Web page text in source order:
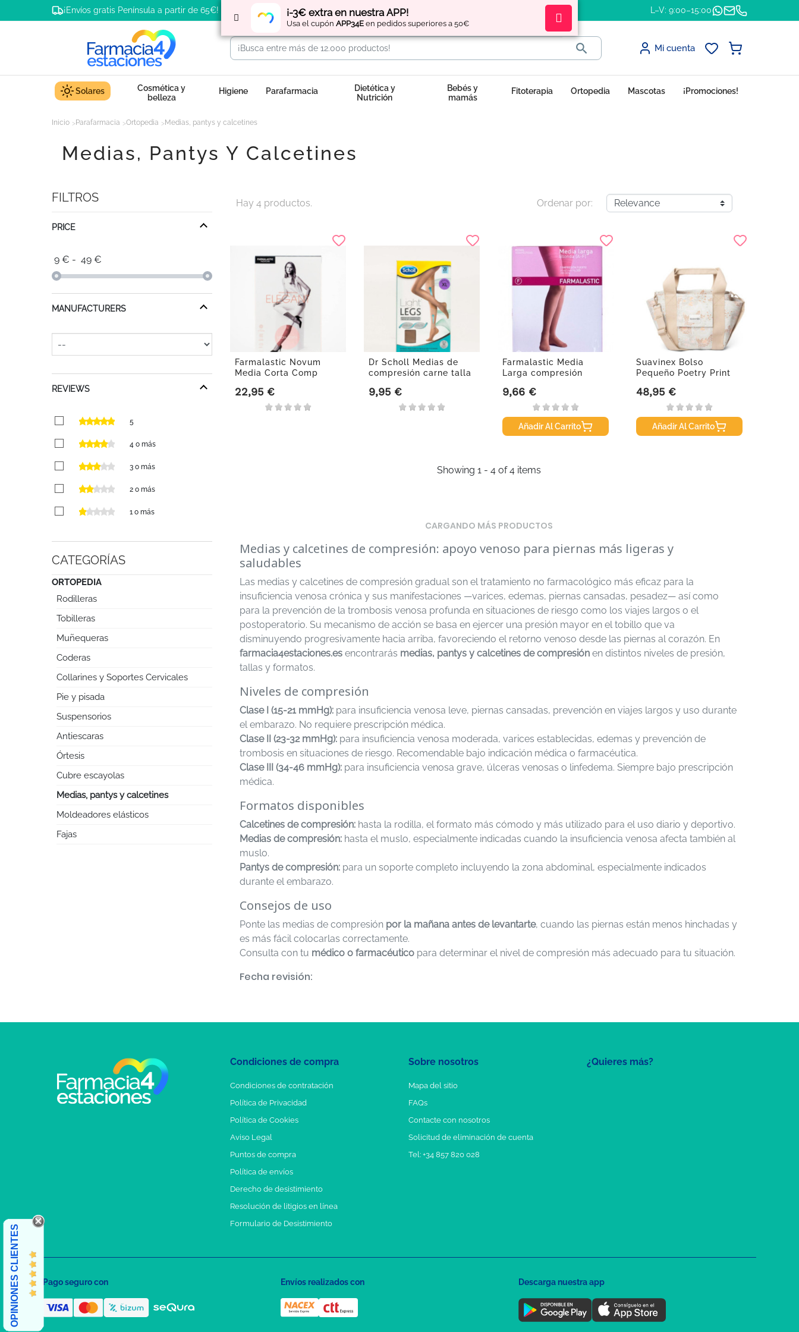
¡-3€ extra en nuestra APP!
Usa el cupón APP34E en pedidos superiores a 50€
¡Envíos gratis Península a partir de 65€! Regístratey obtén L–V: 9:00–15:00
 Mi cuenta
Solares
Cosmética y
belleza
Higiene Parafarmacia
Dietética y
Nutrición
Bebés y
mamás
Fitoterapia Ortopedia Mascotas ¡Promociones!
Inicio Parafarmacia Ortopedia Medias, pantys y calcetines
Medias, Pantys Y Calcetines
FILTROS
PRICE
9 € - 49 €
MANUFACTURERS
REVIEWS
5
4 o más
3 o más
2 o más
1 o más
CATEGORÍAS
ORTOPEDIA
Rodilleras
Tobilleras
Muñequeras
Coderas
Collarines y Soportes Cervicales
Pie y pisada
Suspensorios
Antiescaras
Órtesis
Cubre escayolas
Medias, pantys y calcetines
Moldeadores elásticos
Fajas
Hay 4 productos. Ordenar por:
Farmalastic Novum
Media Corta Comp
Precio
22,95 €
Dr Scholl Medias de
compresión carne talla
Precio
9,95 €
Farmalastic Media
Larga compresión
Precio
9,66 €
Añadir Al Carrito
Suavinex Bolso
Pequeño Poetry Print
Precio
48,95 €
Añadir Al Carrito
Showing 1 - 4 of 4 items
CARGANDO MÁS PRODUCTOS
Medias y calcetines de compresión: apoyo venoso para piernas más ligeras y
saludables
Las medias y calcetines de compresión gradual son el tratamiento no farmacológico más eficaz para la
insuficiencia venosa crónica y sus manifestaciones —varices, edemas, piernas cansadas, pesadez— así como
para la prevención de la trombosis venosa profunda en situaciones de riesgo como los viajes largos o el
postoperatorio. Su mecanismo de acción se basa en ejercer una presión mayor en el tobillo que va
disminuyendo progresivamente hacia arriba, favoreciendo el retorno venoso desde las piernas al corazón. En
farmacia4estaciones.es encontrarás medias, pantys y calcetines de compresión en distintos niveles de presión,
tallas y formatos.
Niveles de compresión
Clase I (15-21 mmHg): para insuficiencia venosa leve, piernas cansadas, prevención en viajes largos y uso durante
el embarazo. No requiere prescripción médica.
Clase II (23-32 mmHg): para insuficiencia venosa moderada, varices establecidas, edemas y prevención de
trombosis en situaciones de riesgo. Recomendable bajo indicación médica o farmacéutica.
Clase III (34-46 mmHg): para insuficiencia venosa grave, úlceras venosas o linfedema. Siempre bajo prescripción
médica.
Formatos disponibles
Calcetines de compresión: hasta la rodilla, el formato más cómodo y más utilizado para el uso diario y deportivo.
Medias de compresión: hasta el muslo, especialmente indicadas cuando la insuficiencia venosa afecta también al
muslo.
Pantys de compresión: para un soporte completo incluyendo la zona abdominal, especialmente indicados
durante el embarazo.
Consejos de uso
Ponte las medias de compresión por la mañana antes de levantarte, cuando las piernas están menos hinchadas y
es más fácil colocarlas correctamente.
Consulta con tu médico o farmacéutico para determinar el nivel de compresión más adecuado para tu situación.
Fecha revisión:
¿Quieres más?
Condiciones de compra
Condiciones de contratación
Política de Privacidad
Política de Cookies
Aviso Legal
Puntos de compra
Política de envíos
Derecho de desistimiento
Resolución de litigios en línea
Formulario de Desistimiento
Sobre nosotros
Mapa del sitio
FAQs
Contacte con nosotros
Solicitud de eliminación de cuenta
Tel: +34 857 820 028
OPINIONES CLIENTES Pago seguro con Envíos realizados con Descarga nuestra app